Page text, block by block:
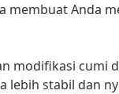
membuat Anda
modifikasi cumi
lebih stabil dan